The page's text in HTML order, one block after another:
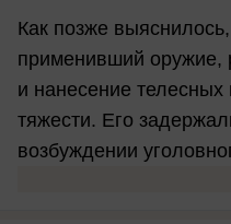
Как позже
применивший оружие,
и нанесение
тяжести. Его
возбуждении